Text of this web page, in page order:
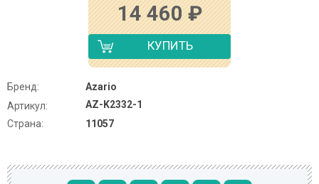
14 460 ₽
КУПИТЬ
Бренд:
Azario
Артикул:
AZ-K2332-1
Страна:
11057